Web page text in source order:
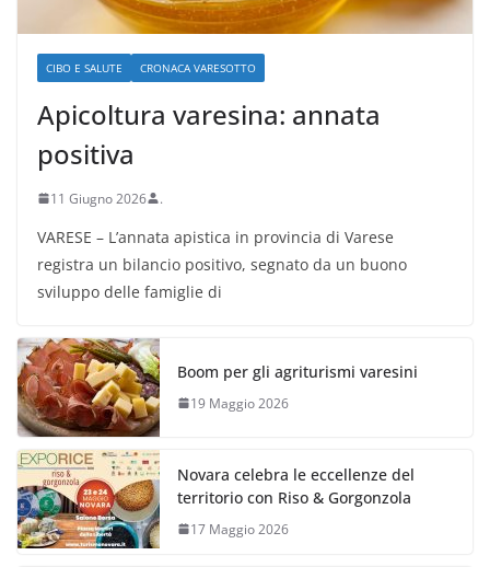
CIBO E SALUTE CRONACA VARESOTTO
Apicoltura varesina: annata
positiva
11 Giugno 2026 .
VARESE – L’annata apistica in provincia di Varese
registra un bilancio positivo, segnato da un buono
sviluppo delle famiglie di
Boom per gli agriturismi varesini
19 Maggio 2026
Novara celebra le eccellenze del
territorio con Riso & Gorgonzola
17 Maggio 2026